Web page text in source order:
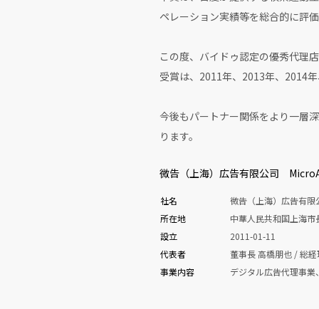
ペレーション実績等を総合的に評
この度、バイドゥ認定の優秀代理
受賞は、2011年、2013年、2014
今後もパートナー関係をより一層
ります。
微告（上海）広告有限公司
社名
微告（上海）広告有
所在地
中華人民共和国上海
設立
2011-01-11
代表者
董事長 高橋朋也 / 総
事業内容
デジタル広告代理事